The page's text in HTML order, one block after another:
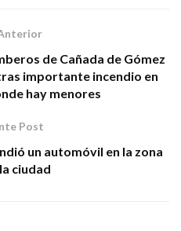
de Cañada de Gómez
importante incendio en
hay menores
Post
un automóvil en la zona
ciudad